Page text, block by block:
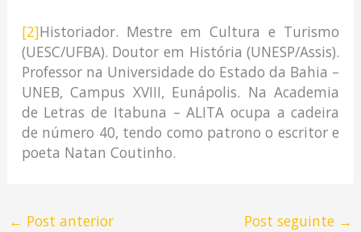
[2]Historiador. Mestre em Cultura e Turismo
(UESC/UFBA). Doutor em História (UNESP/Assis).
Professor na Universidade do Estado da Bahia –
UNEB, Campus XVIII, Eunápolis. Na Academia
de Letras de Itabuna – ALITA ocupa a cadeira
de número 40, tendo como patrono o escritor e
poeta Natan Coutinho.
← Post anterior Post seguinte →